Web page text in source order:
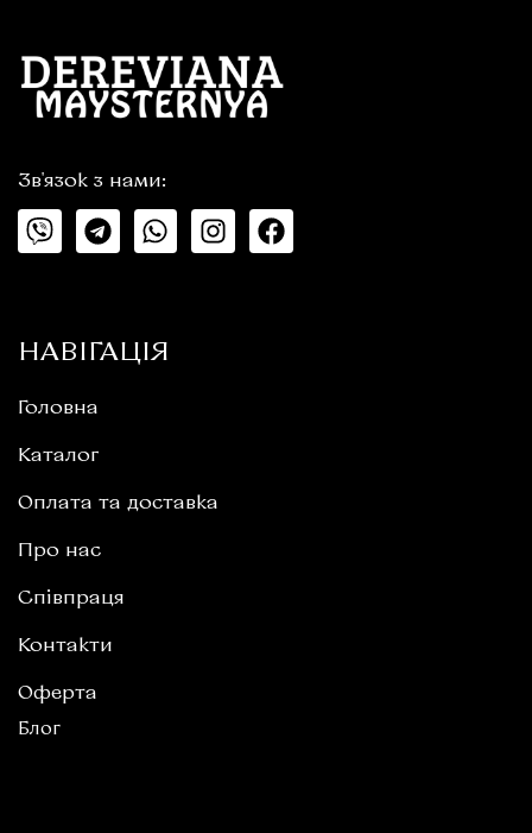
Зв'язок з нами:
НАВІГАЦІЯ
Головна
Каталог
Оплата та доставка
Про нас
Співпраця
Контакти
Оферта
Блог